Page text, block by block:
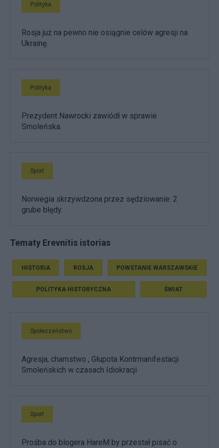
Polityka
Rosja już na pewno nie osiągnie celów agresji na
Ukrainę.
Polityka
Prezydent Nawrocki zawiódł w sprawie
Smoleńska.
Sport
Norwegia skrzywdzona przez sędziowanie: 2
grube błędy.
Tematy Erevnitis istorias
HISTORIA ROSJA POWSTANIE WARSZAWSKIE
POLITYKA HISTORYCZNA ŚWIAT
Społeczeństwo
Agresja, chamstwo , Głupota Kontrmanifestacji
Smoleńskich w czasach Idiokracji
Sport
Prośba do blogera HareM by przestał pisać o